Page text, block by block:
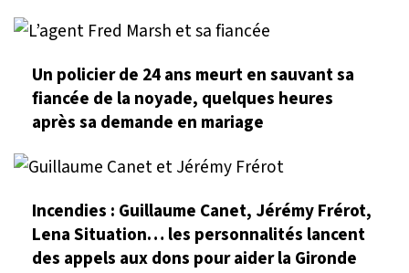
Un policier de 24 ans meurt en sauvant sa
fiancée de la noyade, quelques heures
après sa demande en mariage
Incendies : Guillaume Canet, Jérémy Frérot,
Lena Situation… les personnalités lancent
des appels aux dons pour aider la Gironde